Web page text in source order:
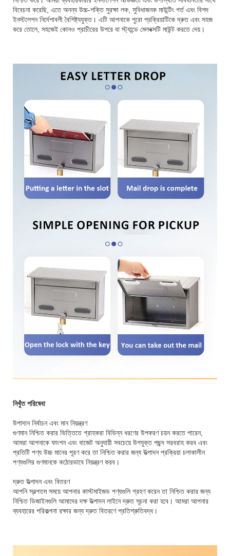
বিবেচনা করেছি, এতে অনন্য উচ্চ-শক্তি সুরক্ষা লক, সুবিধাজনক মাউন্টিং গর্ত এবং বিশদ
ইনস্টলেশন নির্দেশাবলী বৈশিষ্ট্যযুক্ত। এটি আপনাকে পুরো প্রক্রিয়াটিকে দ্রুত এবং সহজ
করে তোলে, সহজেই কোনও প্রাচীরের উপরে বা স্ট্যান্ডে মেলবক্সটি মাউন্ট করতে দেয়।
নিখুঁত পরিষেবা
উপাদান নির্বাচন এবং মান নিয়ন্ত্রণ
গুণমান নিশ্চিত করার ভিত্তিতে গ্রাহকরা বিভিন্ন ধরণের উপকরণ চয়ন করতে পারেন,
আমরা আপনাকে ফাংশন এবং বাজেট অনুযায়ী সবচেয়ে উপযুক্ত পছন্দ সরবরাহ করব এবং
প্রতিটি পণ্য উচ্চ মানের পূরণ করে তা নিশ্চিত করার জন্য উত্পাদন প্রক্রিয়া চলাকালীন
পণ্যগুলির গুণমানকে কঠোরভাবে নিয়ন্ত্রণ করব।
দ্রুত উত্পাদন এবং বিতরণ
আপনি স্বল্পতম সময়ে আপনার কাস্টমাইজড পণ্যগুলি গ্রহণ করেন তা নিশ্চিত করার জন্য
নিশ্চিত ডিজাইনগুলি আমাদের দক্ষ উত্পাদন লাইনে দ্রুত সূচনা করা হবে। আমরা আপনার
ব্যবহারের পরিকল্পনা রক্ষার জন্য দ্রুত বিতরণে প্রতিশ্রুতিবদ্ধ।